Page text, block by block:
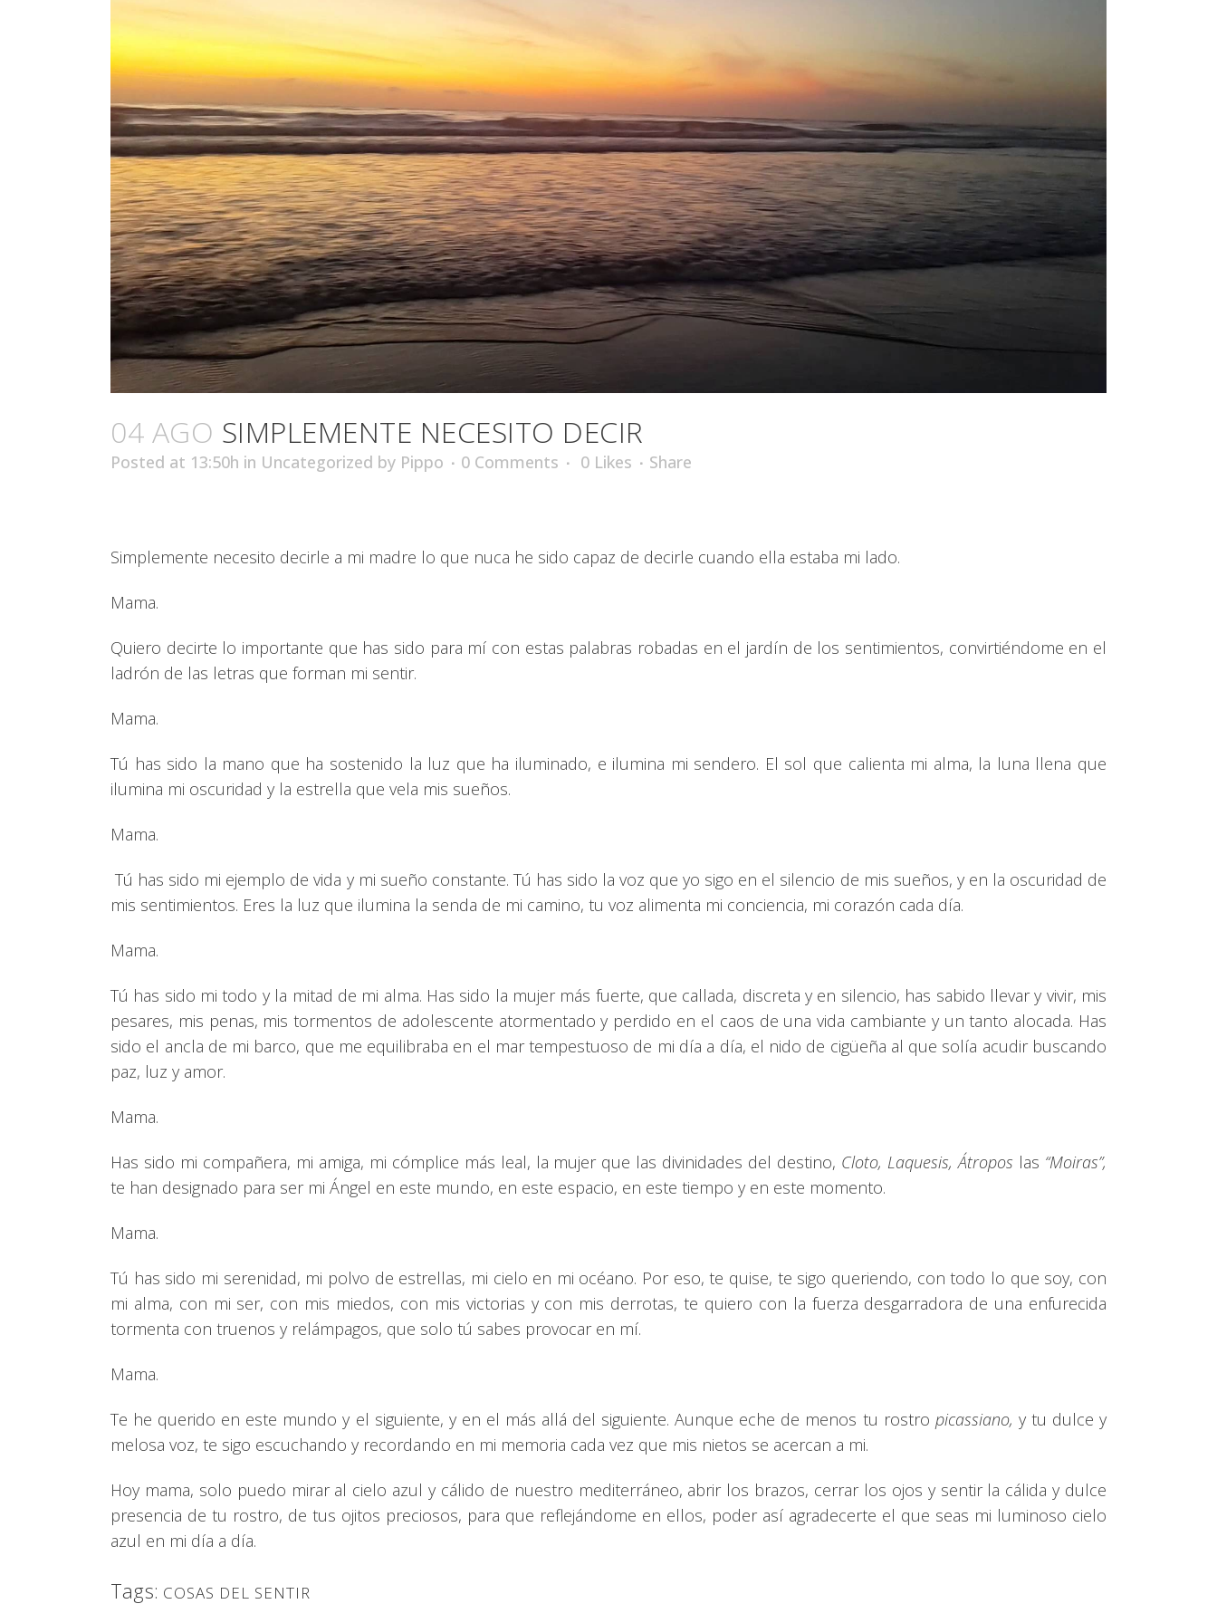
04 AGO SIMPLEMENTE NECESITO DECIR
Posted at 13:50h in Uncategorized by Pippo 0 Comments 0 Likes Share
Simplemente necesito decirle a mi madre lo que nuca he sido capaz de decirle cuando ella estaba mi lado.
Mama.
Quiero decirte lo importante que has sido para mí con estas palabras robadas en el jardín de los sentimientos, convirtiéndome en el
ladrón de las letras que forman mi sentir.
Mama.
Tú has sido la mano que ha sostenido la luz que ha iluminado, e ilumina mi sendero. El sol que calienta mi alma, la luna llena que
ilumina mi oscuridad y la estrella que vela mis sueños.
Mama.
Tú has sido mi ejemplo de vida y mi sueño constante. Tú has sido la voz que yo sigo en el silencio de mis sueños, y en la oscuridad de
mis sentimientos. Eres la luz que ilumina la senda de mi camino, tu voz alimenta mi conciencia, mi corazón cada día.
Mama.
Tú has sido mi todo y la mitad de mi alma. Has sido la mujer más fuerte, que callada, discreta y en silencio, has sabido llevar y vivir, mis
pesares, mis penas, mis tormentos de adolescente atormentado y perdido en el caos de una vida cambiante y un tanto alocada. Has
sido el ancla de mi barco, que me equilibraba en el mar tempestuoso de mi día a día, el nido de cigüeña al que solía acudir buscando
paz, luz y amor.
Mama.
Has sido mi compañera, mi amiga, mi cómplice más leal, la mujer que las divinidades del destino, Cloto, Laquesis, Átropos las “Moiras”,
te han designado para ser mi Ángel en este mundo, en este espacio, en este tiempo y en este momento.
Mama.
Tú has sido mi serenidad, mi polvo de estrellas, mi cielo en mi océano. Por eso, te quise, te sigo queriendo, con todo lo que soy, con
mi alma, con mi ser, con mis miedos, con mis victorias y con mis derrotas, te quiero con la fuerza desgarradora de una enfurecida
tormenta con truenos y relámpagos, que solo tú sabes provocar en mí.
Mama.
Te he querido en este mundo y el siguiente, y en el más allá del siguiente. Aunque eche de menos tu rostro picassiano, y tu dulce y
melosa voz, te sigo escuchando y recordando en mi memoria cada vez que mis nietos se acercan a mi.
Hoy mama, solo puedo mirar al cielo azul y cálido de nuestro mediterráneo, abrir los brazos, cerrar los ojos y sentir la cálida y dulce
presencia de tu rostro, de tus ojitos preciosos, para que reflejándome en ellos, poder así agradecerte el que seas mi luminoso cielo
azul en mi día a día.
Tags: COSAS DEL SENTIR